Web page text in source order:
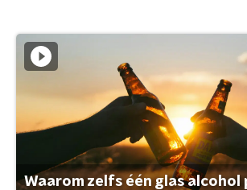
Waarom zelfs één glas alcohol